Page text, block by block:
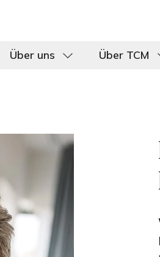
Über uns Über TCM